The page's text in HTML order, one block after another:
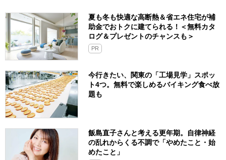
夏も冬も快適な高断熱＆省エネ住宅が補
助金でおトクに建てられる！＜無料カタ
ログ＆プレゼントのチャンスも＞
PR
今行きたい、関東の「工場見学」スポッ
ト4つ。無料で楽しめるバイキング食べ放
題も
飯島直子さんと考える更年期。自律神経
の乱れからくる不調で「やめたこと・始
めたこと」